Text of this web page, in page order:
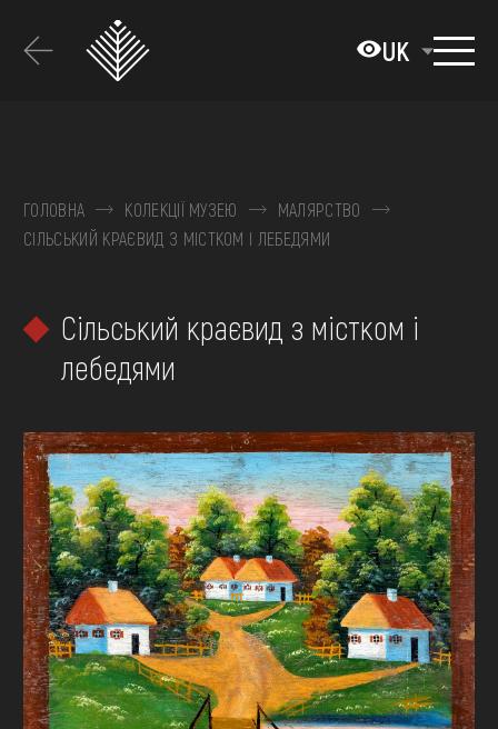
основного
UK
КОЛЕКЦІЇ
ВИСТАВКИ ТА ПОДІЇ
ВІДВІДАТИ
НАВЧИТИСЯ
ПОСЛУГИ
FAQ
ОНЛАЙН-КРАМНИЦЯ
ПІДТРИМАТИ
ГОЛОВНА КОЛЕКЦІЇ МУЗЕЮ
МАЛЯРСТВО
СІЛЬСЬКИЙ КРАЄВИД З МІСТКОМ І ЛЕБЕДЯМИ
Сільський краєвид з містком і
лебедями